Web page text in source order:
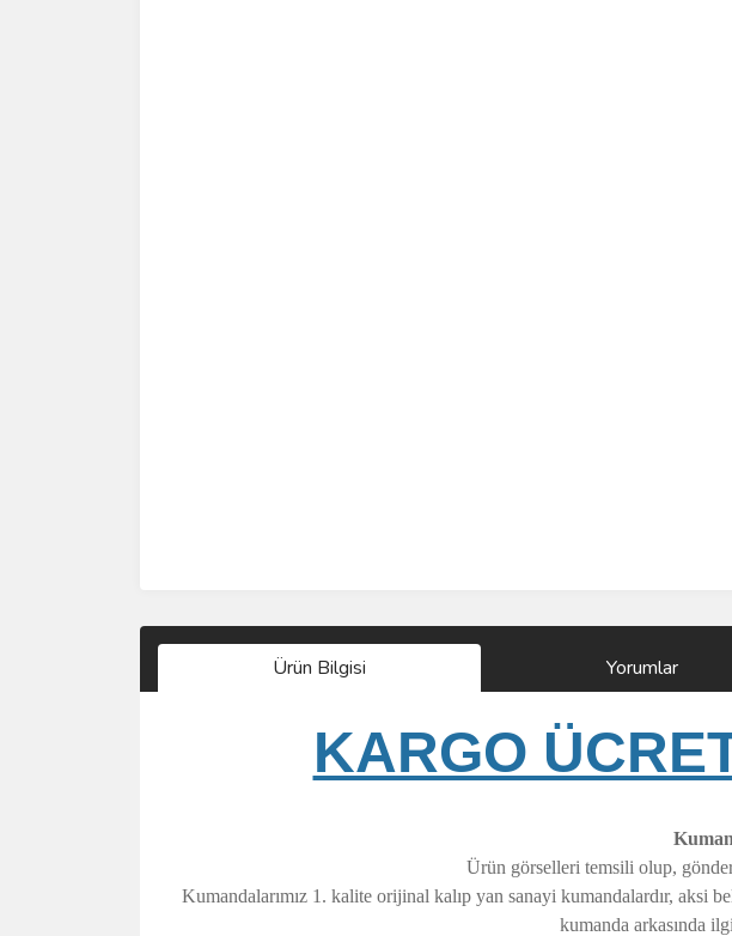
Ürün Bilgisi Yorumlar
KARGO
Ürün görselleri temsili olup,
Kumandalarımız 1. kalite orijinal kalıp yan sanayi kumandalardır, aksi
kumanda arkasında